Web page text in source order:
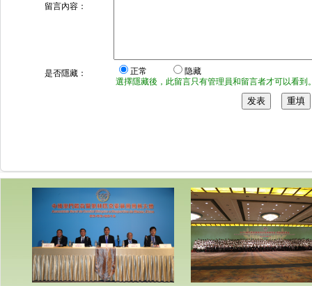
留言內容：
是否隱藏： 正常
隐藏
選擇隱藏後，此留言只有管理員和留言者才可以看到